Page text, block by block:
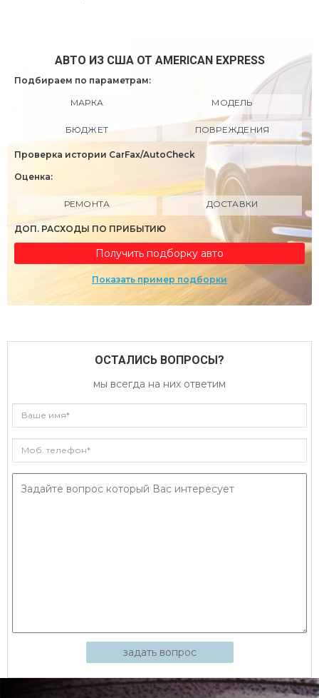
АВТО ИЗ США ОТ AMERICAN EXPRESS
Подбираем по параметрам:
МАРКА МОДЕЛЬ
БЮДЖЕТ ПОВРЕЖДЕНИЯ
Проверка истории CarFax/AutoCheck
Оценка:
РЕМОНТА ДОСТАВКИ
ДОП. РАСХОДЫ ПО ПРИБЫТИЮ
Получить подборку авто
Показать пример подборки
ОСТАЛИСЬ ВОПРОСЫ?
мы всегда на них ответим
задать вопрос